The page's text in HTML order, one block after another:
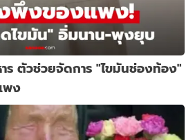
ร ตัวช่วยจัดการ "ไขมันช่องท้อง"
พง